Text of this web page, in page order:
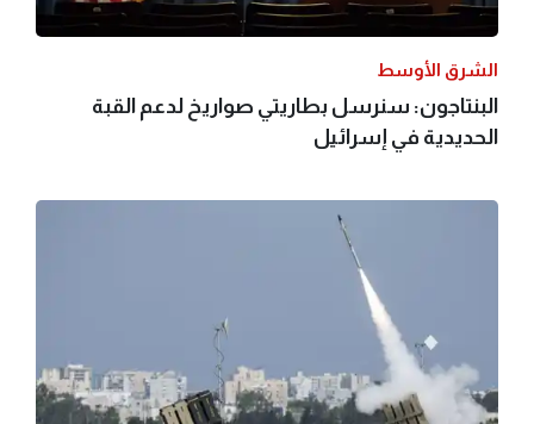
الشرق الأوسط
البنتاجون: سنرسل بطاريتي صواريخ لدعم القبة
الحديدية في إسرائيل